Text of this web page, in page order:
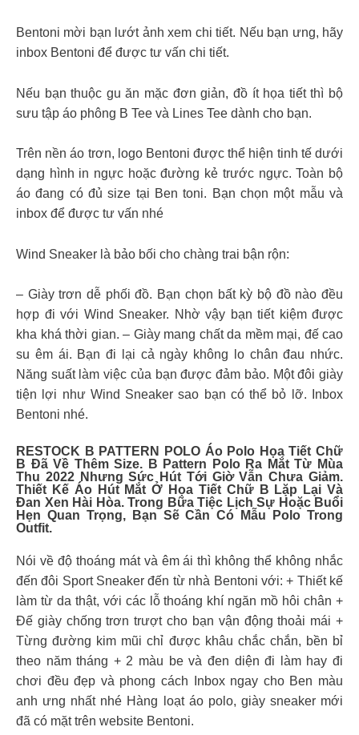
Bentoni mời bạn lướt ảnh xem chi tiết. Nếu bạn ưng, hãy
inbox Bentoni để được tư vấn chi tiết.
Nếu bạn thuộc gu ăn mặc đơn giản, đồ ít họa tiết thì bộ
sưu tập áo phông B Tee và Lines Tee dành cho bạn.
Trên nền áo trơn, logo Bentoni được thể hiện tinh tế dưới
dạng hình in ngực hoặc đường kẻ trước ngực. Toàn bộ
áo đang có đủ size tại Ben toni. Bạn chọn một mẫu và
inbox để được tư vấn nhé
Wind Sneaker là bảo bối cho chàng trai bận rộn:
– Giày trơn dễ phối đồ. Bạn chọn bất kỳ bộ đồ nào đều
hợp đi với Wind Sneaker. Nhờ vậy bạn tiết kiệm được
kha khá thời gian. – Giày mang chất da mềm mại, đế cao
su êm ái. Bạn đi lại cả ngày không lo chân đau nhức.
Năng suất làm việc của bạn được đảm bảo. Một đôi giày
tiện lợi như Wind Sneaker sao bạn có thể bỏ lỡ. Inbox
Bentoni nhé.
RESTOCK B PATTERN POLO Áo Polo Họa Tiết Chữ
B Đã Về Thêm Size. B Pattern Polo Ra Mắt Từ Mùa
Thu 2022 Nhưng Sức Hút Tới Giờ Vẫn Chưa Giảm.
Thiết Kế Áo Hút Mắt Ở Họa Tiết Chữ B Lặp Lại Và
Đan Xen Hài Hòa. Trong Bữa Tiệc Lịch Sự Hoặc Buổi
Hẹn Quan Trọng, Bạn Sẽ Cần Có Mẫu Polo Trong
Outfit.
Nói về độ thoáng mát và êm ái thì không thể không nhắc
đến đôi Sport Sneaker đến từ nhà Bentoni với: + Thiết kế
làm từ da thật, với các lỗ thoáng khí ngăn mồ hôi chân +
Đế giày chống trơn trượt cho bạn vận động thoải mái +
Từng đường kim mũi chỉ được khâu chắc chắn, bền bỉ
theo năm tháng + 2 màu be và đen diện đi làm hay đi
chơi đều đẹp và phong cách Inbox ngay cho Ben màu
anh ưng nhất nhé Hàng loạt áo polo, giày sneaker mới
đã có mặt trên website Bentoni.